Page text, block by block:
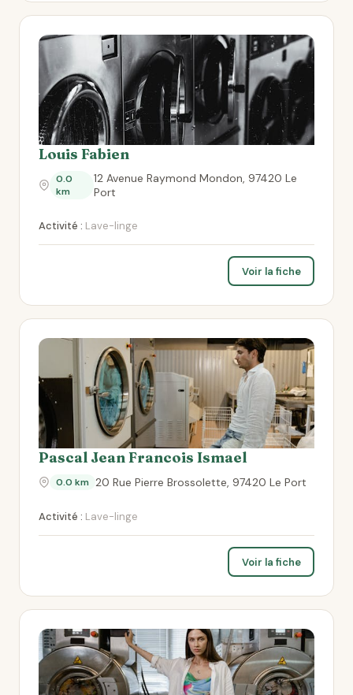
Louis Fabien
0.0
km
12 Avenue Raymond Mondon, 97420 Le
Port
Activité : Lave-linge
Voir la fiche
Pascal Jean Francois Ismael
0.0 km 20 Rue Pierre Brossolette, 97420 Le Port
Activité : Lave-linge
Voir la fiche